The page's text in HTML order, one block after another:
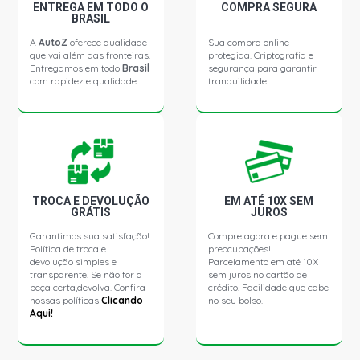
CARAVAN COMODORO SW 4.1 12V (1985 - 1992)
CARAVAN COMODORO SLE SW 4.1 12V (1985 - 1992)
CARAVAN DIPLOMATA SW 4.1 12V (1985 - 1992)
CARAVAN L SW 4.1 12V (1979 - 1992)
CARAVAN SL SW 4.1 12V (1979 - 1992)
OPALA L SEDAN 2.5 8V 151 (1979 - 1992)
OPALA SL SEDAN 2.5 8V 151 (1979 - 1992)
ENTREGA EM TODO O
BRASIL
AAutoZ oferece qualidade
que vai além das fronteiras.
Entregamos em todoBrasil
com rapidez e qualidade.
COMPRA SEGURA
Sua compra online
protegida. Criptografia e
segurança para garantir
tranquilidade.
TROCA E DEVOLUÇÃO
GRÁTIS
Garantimos sua satisfação!
Política de troca e
devolução simples e
transparente. Se não for a
peça certa,devolva. Confira
nossas políticasClicando
Aqui!
EM ATÉ 10X SEM
JUROS
Compre agora e pague sem
preocupações!
Parcelamento em até 10X
sem juros no cartão de
crédito. Facilidade que cabe
no seu bolso.